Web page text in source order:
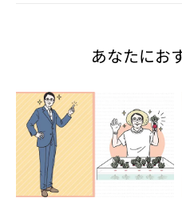
あなたにお